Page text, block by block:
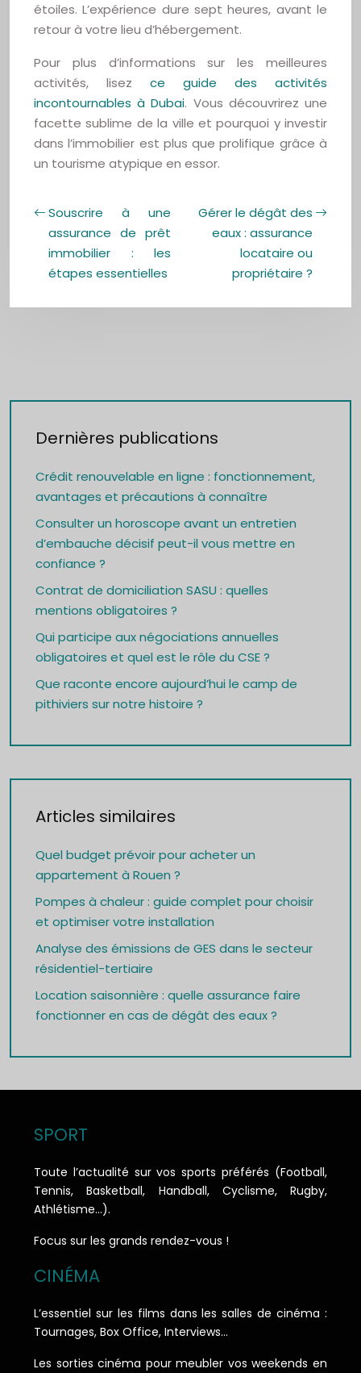
étoiles. L’expérience dure sept heures, avant le
retour à votre lieu d’hébergement.
Pour plus d’informations sur les meilleures
activités, lisez ce guide des activités
incontournables à Dubai. Vous découvrirez une
facette sublime de la ville et pourquoi y investir
dans l’immobilier est plus que prolifique grâce à
un tourisme atypique en essor.
Souscrire à une
assurance de prêt
immobilier : les
étapes essentielles
Gérer le dégât des
eaux : assurance
locataire ou
propriétaire ?
Dernières publications
Crédit renouvelable en ligne : fonctionnement,
avantages et précautions à connaître
Consulter un horoscope avant un entretien
d’embauche décisif peut-il vous mettre en
confiance ?
Contrat de domiciliation SASU : quelles
mentions obligatoires ?
Qui participe aux négociations annuelles
obligatoires et quel est le rôle du CSE ?
Que raconte encore aujourd’hui le camp de
pithiviers sur notre histoire ?
Articles similaires
Quel budget prévoir pour acheter un
appartement à Rouen ?
Pompes à chaleur : guide complet pour choisir
et optimiser votre installation
Analyse des émissions de GES dans le secteur
résidentiel-tertiaire
Location saisonnière : quelle assurance faire
fonctionner en cas de dégât des eaux ?
SPORT
Toute l’actualité sur vos sports préférés (Football,
Tennis, Basketball, Handball, Cyclisme, Rugby,
Athlétisme…).
Focus sur les grands rendez-vous !
CINÉMA
L’essentiel sur les films dans les salles de cinéma :
Tournages, Box Office, Interviews…
Les sorties cinéma pour meubler vos weekends en